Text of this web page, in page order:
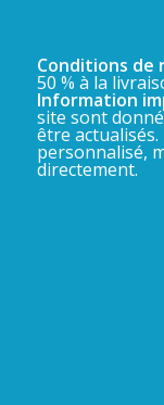
Conditions de
50 % à la
Information
site sont
être
personnalisé,
directement.